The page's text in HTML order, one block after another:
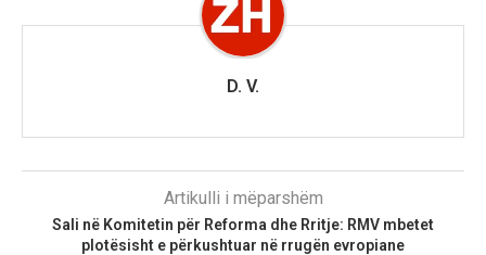
D. V.
Artikulli i mëparshëm
Sali në Komitetin për Reforma dhe Rritje: RMV mbetet
plotësisht e përkushtuar në rrugën evropiane